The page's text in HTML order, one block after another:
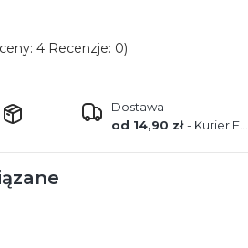
4 Recenzje: 0)
Dostawa
od 14,90 zł- Kurier FEDEX